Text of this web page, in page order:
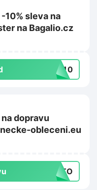
10% sleva na
na Bagalio.cz
ER10
dopravu
obleceni.eu
AUTO